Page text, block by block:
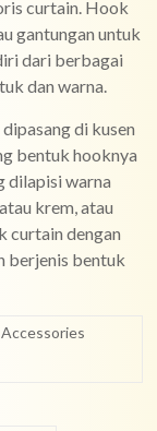
curtain. Hook
gantungan untuk
dari berbagai
dan warna.
di kusen
bentuk hooknya
dilapisi warna
krem, atau
curtain dengan
berjenis bentuk
Accessories